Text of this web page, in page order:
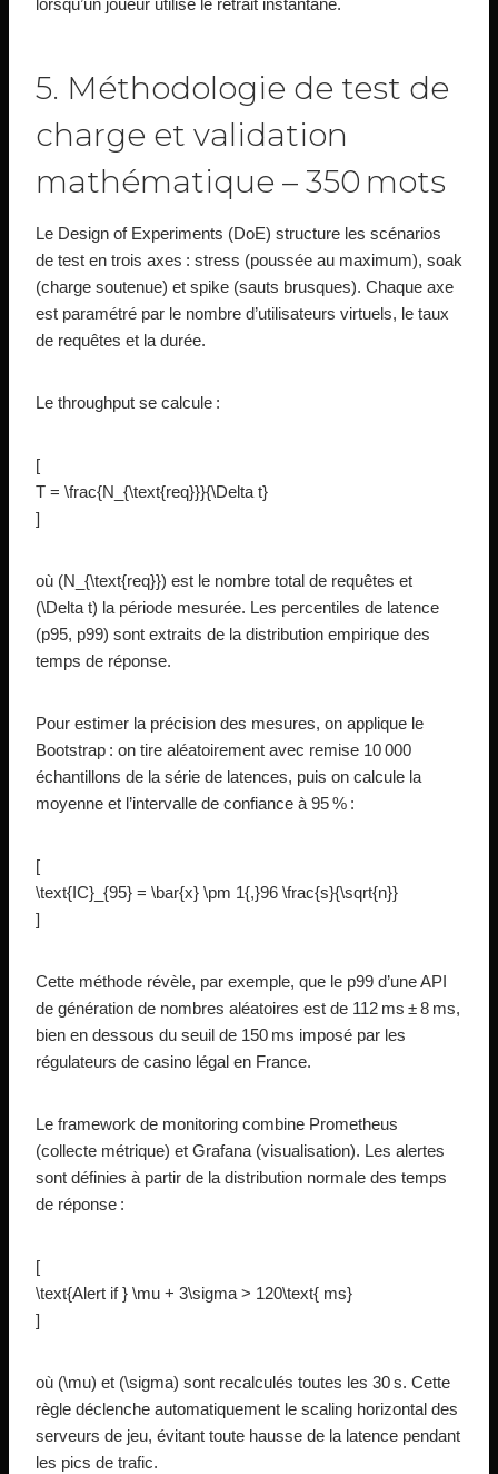
lorsqu’un joueur utilise le retrait instantané.
5. Méthodologie de test de
charge et validation
mathématique – 350 mots
Le Design of Experiments (DoE) structure les scénarios
de test en trois axes : stress (poussée au maximum), soak
(charge soutenue) et spike (sauts brusques). Chaque axe
est paramétré par le nombre d’utilisateurs virtuels, le taux
de requêtes et la durée.
Le throughput se calcule :
[
T = \frac{N_{\text{req}}}{\Delta t}
]
où (N_{\text{req}}) est le nombre total de requêtes et
(\Delta t) la période mesurée. Les percentiles de latence
(p95, p99) sont extraits de la distribution empirique des
temps de réponse.
Pour estimer la précision des mesures, on applique le
Bootstrap : on tire aléatoirement avec remise 10 000
échantillons de la série de latences, puis on calcule la
moyenne et l’intervalle de confiance à 95 % :
[
\text{IC}_{95} = \bar{x} \pm 1{,}96 \frac{s}{\sqrt{n}}
]
Cette méthode révèle, par exemple, que le p99 d’une API
de génération de nombres aléatoires est de 112 ms ± 8 ms,
bien en dessous du seuil de 150 ms imposé par les
régulateurs de casino légal en France.
Le framework de monitoring combine Prometheus
(collecte métrique) et Grafana (visualisation). Les alertes
sont définies à partir de la distribution normale des temps
de réponse :
[
\text{Alert if } \mu + 3\sigma > 120\text{ ms}
]
où (\mu) et (\sigma) sont recalculés toutes les 30 s. Cette
règle déclenche automatiquement le scaling horizontal des
serveurs de jeu, évitant toute hausse de la latence pendant
les pics de trafic.